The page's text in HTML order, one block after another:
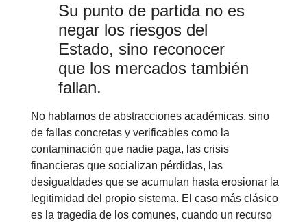
Su punto de partida no es
negar los riesgos del
Estado, sino reconocer
que los mercados también
fallan.
No hablamos de abstracciones académicas, sino
de fallas concretas y verificables como la
contaminación que nadie paga, las crisis
financieras que socializan pérdidas, las
desigualdades que se acumulan hasta erosionar la
legitimidad del propio sistema. El caso más clásico
es la tragedia de los comunes, cuando un recurso